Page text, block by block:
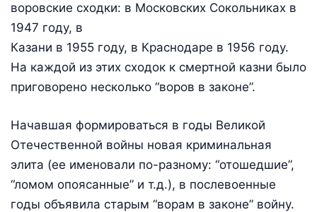
воровские сходки: в Московских Сокольниках в
1947 году, в
Казани в 1955 году, в Краснодаре в 1956 году.
На каждой из этих сходок к смертной казни было
приговорено несколько “воров в законе”.
Начавшая формироваться в годы Великой
Отечественной войны новая криминальная
элита (ее именовали по-разному: “отошедшие”,
“ломом опоясанные” и т.д.), в послевоенные
годы объявила старым “ворам в законе” войну.